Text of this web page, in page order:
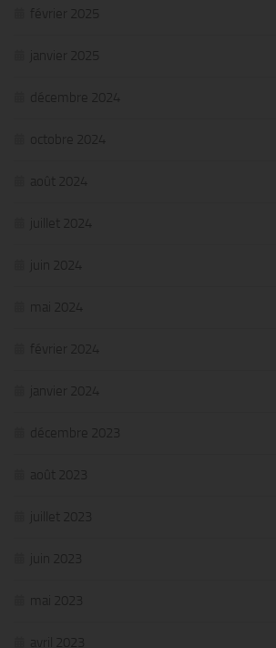
février 2025
janvier 2025
décembre 2024
octobre 2024
août 2024
juillet 2024
juin 2024
mai 2024
février 2024
janvier 2024
décembre 2023
août 2023
juillet 2023
juin 2023
mai 2023
avril 2023